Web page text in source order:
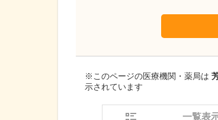
※このページの医療機関・薬局は
示されています
一覧表